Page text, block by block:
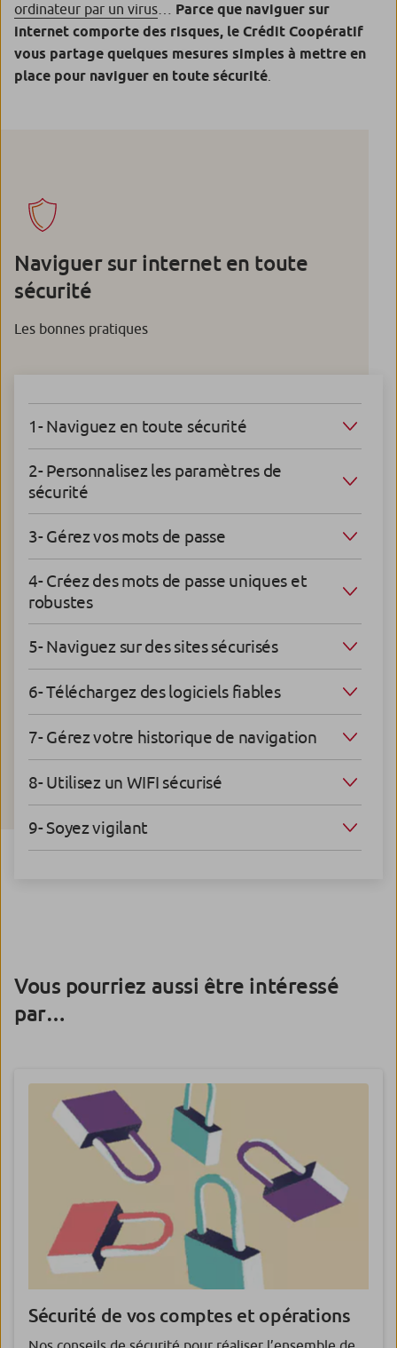
ordinateur par un virus
Parce que naviguer sur
internet comporte des risques, le Crédit Coopératif
vous partage quelques mesures simples à mettre en
place pour naviguer en toute sécurité
Naviguer sur internet en toute
sécurité
Les bonnes pratiques
1- Naviguez en toute sécurité
2- Personnalisez les paramètres de
sécurité
3- Gérez vos mots de passe
4- Créez des mots de passe uniques et
robustes
5- Naviguez sur des sites sécurisés
6- Téléchargez des logiciels fiables
7- Gérez votre historique de navigation
8- Utilisez un WIFI sécurisé
9- Soyez vigilant
Vous pourriez aussi être intéressé
par…
Sécurité de vos comptes et opérations